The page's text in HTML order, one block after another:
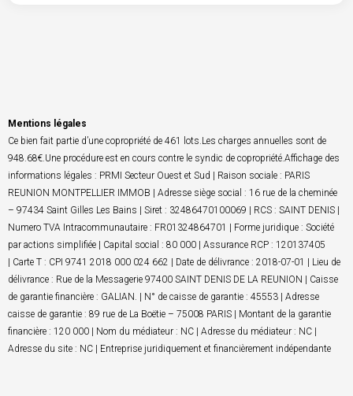
Mentions légales
Ce bien fait partie d’une copropriété de 461 lots.Les charges annuelles sont de
948.68€.Une procédure est en cours contre le syndic de copropriété.Affichage des
informations légales : PRMI Secteur Ouest et Sud | Raison sociale : PARIS
REUNION MONTPELLIER IMMOB | Adresse siège social : 16 rue de la cheminée
– 97434 Saint Gilles Les Bains | Siret : 32486470100069 | RCS : SAINT DENIS |
Numero TVA Intracommunautaire : FR01324864701 | Forme juridique : Société
par actions simplifiée | Capital social : 80 000 | Assurance RCP : 120137405
| Carte T : CPI 9741 2018 000 024 662 | Date de délivrance : 2018-07-01 | Lieu de
délivrance : Rue de la Messagerie 97400 SAINT DENIS DE LA REUNION | Caisse
de garantie financière : GALIAN. | N° de caisse de garantie : 45553 | Adresse
caisse de garantie : 89 rue de La Boëtie – 75008 PARIS | Montant de la garantie
financière : 120 000 | Nom du médiateur : NC | Adresse du médiateur : NC |
Adresse du site : NC | Entreprise juridiquement et financièrement indépendante